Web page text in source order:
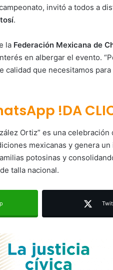
invitó a todos a
.
la Federación Mexicana de
en albergar el evento.
calidad que necesitamos
!DA
Ortiz” es una celebración
mexicanas y genera un
potosinas y
talla nacional.
Juan Manuel Navarro
segundo informe en
destaca coordinación
Gobierno del Estado
Luis Mejía inicia
Parques Tangamanga
La Soga al Cuello:El